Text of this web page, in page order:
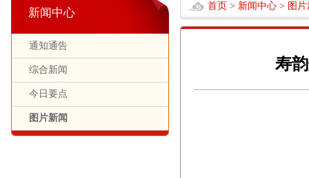
新闻中心
通知通告
综合新闻
今日要点
图片新闻
首页 > 新闻中心 > 图
寿